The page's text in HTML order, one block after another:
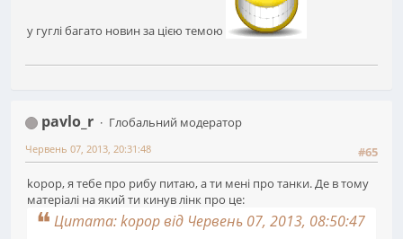
у гуглі багато новин за цією темою
pavlo_r
Глобальний модератор
#65
Червень 07, 2013, 20:31:48
kopop, я тебе про рибу питаю, а ти мені про танки. Де в тому
матеріалі на який ти кинув лінк про це:
Цитата: kopop від Червень 07, 2013, 08:50:47